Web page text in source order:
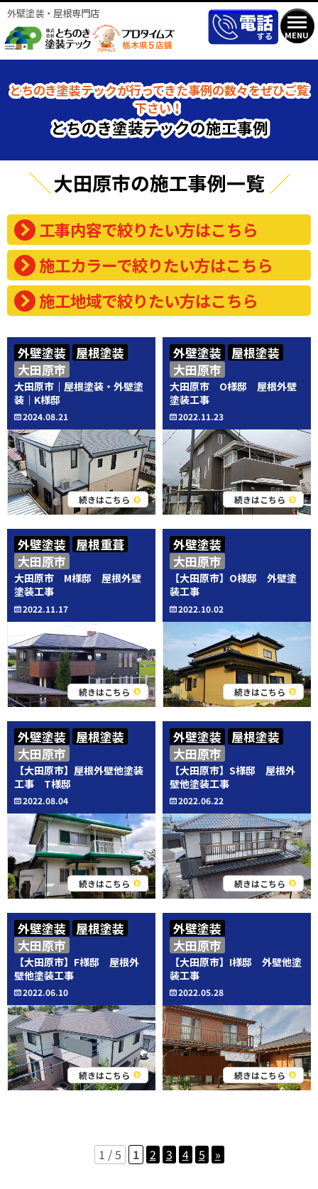
MENU
外壁塗装・屋根専門店
とちのき塗装テックが行ってきた事例の数々をぜひご覧
下さい！
とちのき塗装テックの施工事例
大田原市の施工事例一覧
工事内容で絞りたい方はこちら
施工カラーで絞りたい方はこちら
施工地域で絞りたい方はこちら
大田原市｜屋根塗装・外壁塗
装｜K様邸
2024.08.21
続きはこちら
外壁塗装
屋根塗装
大田原市
大田原市 O様邸 屋根外壁
塗装工事
2022.11.23
続きはこちら
外壁塗装
屋根塗装
大田原市
大田原市 M様邸 屋根外壁
塗装工事
2022.11.17
続きはこちら
外壁塗装
屋根重葺
大田原市
【大田原市】O様邸 外壁塗
装工事
2022.10.02
続きはこちら
外壁塗装
大田原市
【大田原市】屋根外壁他塗装
工事 T様邸
2022.08.04
続きはこちら
外壁塗装
屋根塗装
大田原市
【大田原市】S様邸 屋根外
壁他塗装工事
2022.06.22
続きはこちら
外壁塗装
屋根塗装
大田原市
【大田原市】F様邸 屋根外
壁他塗装工事
2022.06.10
続きはこちら
外壁塗装
屋根塗装
大田原市
【大田原市】I様邸 外壁他塗
装工事
2022.05.28
続きはこちら
外壁塗装
大田原市
1 / 5 1 2 3 4 5 »